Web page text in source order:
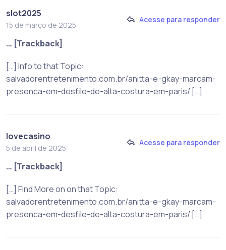
slot2025
15 de março de 2025
Acesse para responder
… [Trackback]
[…] Info to that Topic:
salvadorentretenimento.com.br/anitta-e-gkay-marcam-
presenca-em-desfile-de-alta-costura-em-paris/ […]
lovecasino
5 de abril de 2025
Acesse para responder
… [Trackback]
[…] Find More on on that Topic:
salvadorentretenimento.com.br/anitta-e-gkay-marcam-
presenca-em-desfile-de-alta-costura-em-paris/ […]